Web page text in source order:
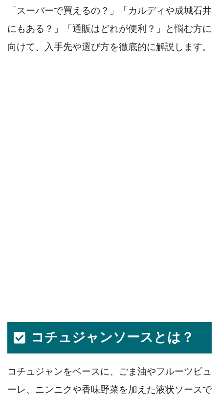
「スーパーで買えるの？」「カルディや成城石井
にもある？」「通販はどれが便利？」と悩む方に
向けて、入手先や選び方を徹底的に解説します。
コチュジャンソースとは？
コチュジャンをベースに、ごま油やフルーツピュ
ーレ、ニンニクや香味野菜を加えた液状ソースで